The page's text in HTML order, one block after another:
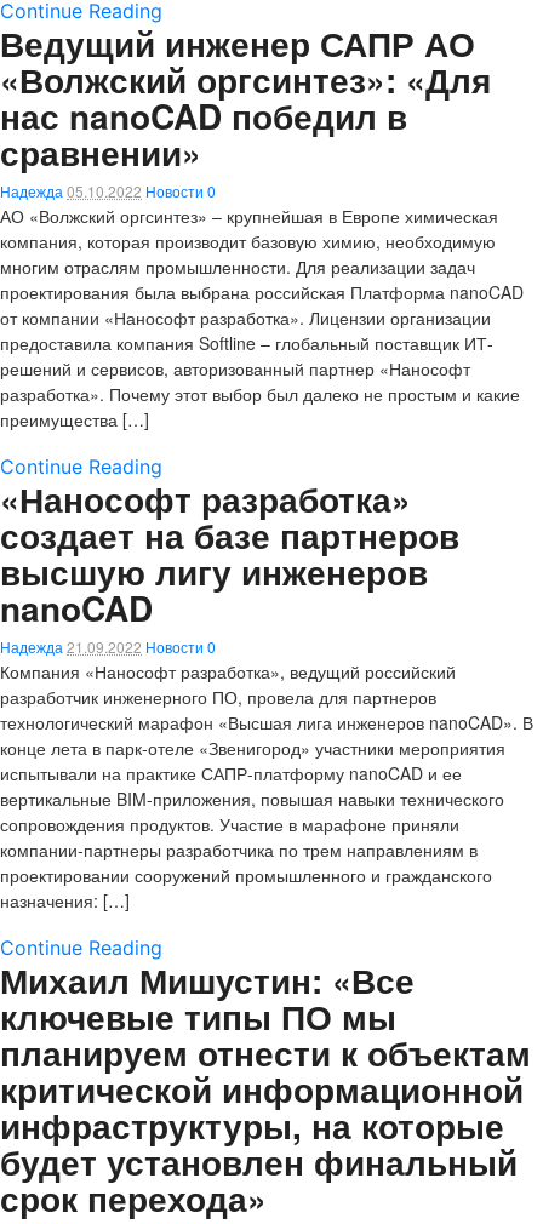
Continue Reading
Ведущий инженер САПР АО
«Волжский оргсинтез»: «Для
нас nanoCAD победил в
сравнении»
Надежда 05.10.2022 Новости 0
АО «Волжский оргсинтез» – крупнейшая в Европе химическая
компания, которая производит базовую химию, необходимую
многим отраслям промышленности. Для реализации задач
проектирования была выбрана российская Платформа nanoCAD
от компании «Нанософт разработка». Лицензии организации
предоставила компания Softline – глобальный поставщик ИТ-
решений и сервисов, авторизованный партнер «Нанософт
разработка». Почему этот выбор был далеко не простым и какие
преимущества […]
Continue Reading
«Нанософт разработка»
создает на базе партнеров
высшую лигу инженеров
nanoCAD
Надежда 21.09.2022 Новости 0
Компания «Нанософт разработка», ведущий российский
разработчик инженерного ПО, провела для партнеров
технологический марафон «Высшая лига инженеров nanoCAD». В
конце лета в парк-отеле «Звенигород» участники мероприятия
испытывали на практике САПР-платформу nanoCAD и ее
вертикальные BIM-приложения, повышая навыки технического
сопровождения продуктов. Участие в марафоне приняли
компании-партнеры разработчика по трем направлениям в
проектировании сооружений промышленного и гражданского
назначения: […]
Continue Reading
Михаил Мишустин: «Все
ключевые типы ПО мы
планируем отнести к объектам
критической информационной
инфраструктуры, на которые
будет установлен финальный
срок перехода»